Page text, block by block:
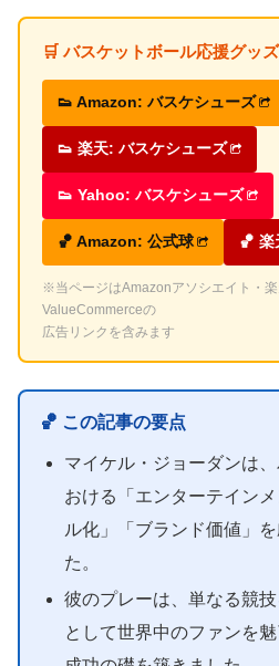
🛒 バスケットボール応援グッ
👟 Amazon: バスケシューズ
👟 楽天: バスケシューズ
👟 Yahoo: バスケシューズ
🏀 Amazon: 公式球 🏀 楽
※当ページはAmazonアソシエイト・楽
ValueCommerceの
広告リンクを含みます
🏀 この記事の要点
マイケル・ジョーダンは
おける「エンターテイン
ル化」「ブランド価値」
た。
彼のプレーは、単なる競
として世界中のファンを